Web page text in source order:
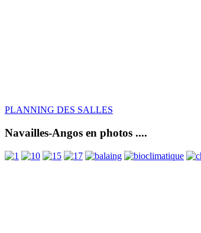
PLANNING DES SALLES
Navailles-Angos en photos ....